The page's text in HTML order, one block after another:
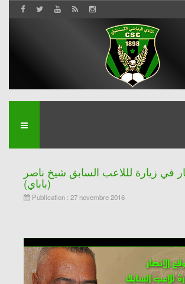
في زيارة لللاعب السابق شيخ ناصر
(باباي)
Publication : 27 novembre 2016